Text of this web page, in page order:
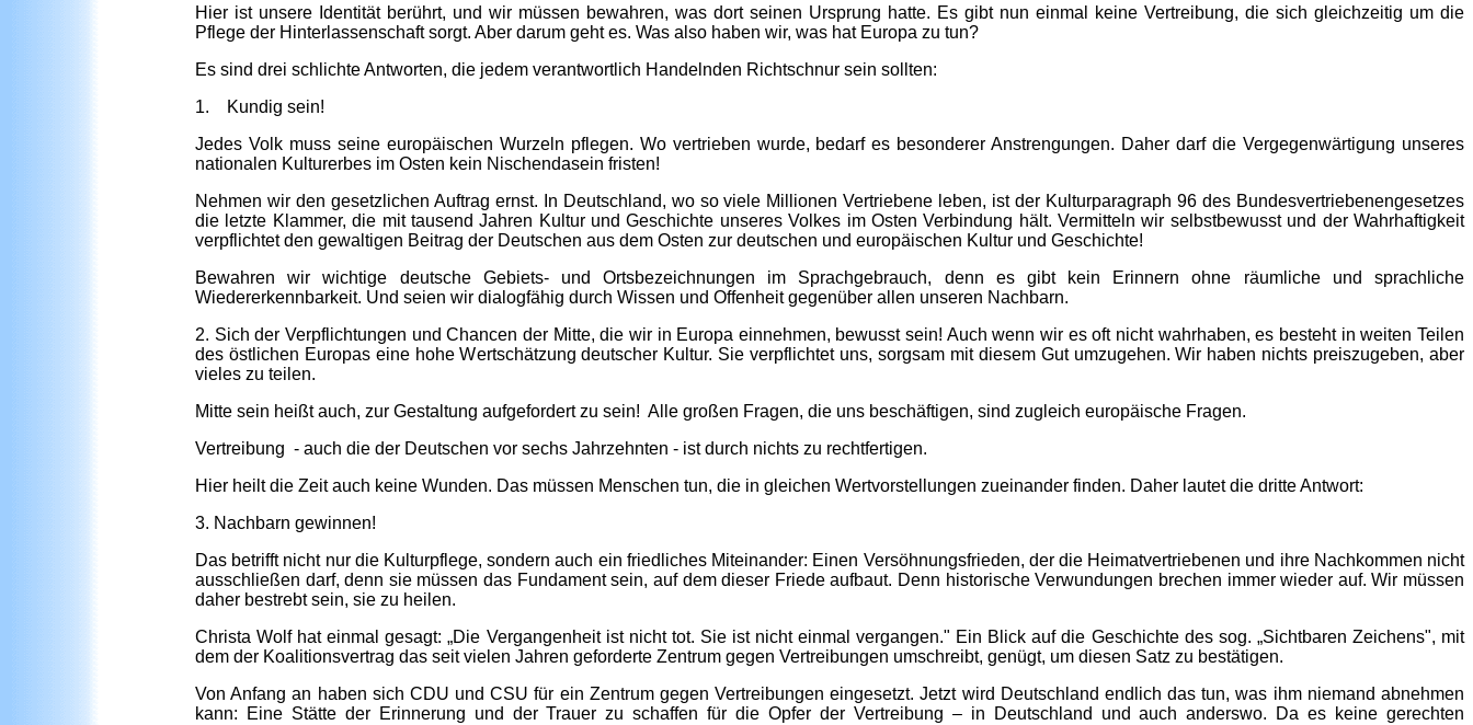
Hier ist unsere Identität berührt, und wir müssen bewahren, was dort seinen Ursprung hatte. Es gibt nun einmal keine Vertreibung, die sich gleichzeitig um die
Pflege der Hinterlassenschaft sorgt. Aber darum geht es. Was also haben wir, was hat Europa zu tun?
Es sind drei schlichte Antworten, die jedem verantwortlich Handelnden Richtschnur sein sollten:
1. Kundig sein!
Jedes Volk muss seine europäischen Wurzeln pflegen. Wo vertrieben wurde, bedarf es besonderer Anstrengungen. Daher darf die Vergegenwärtigung unseres
nationalen Kulturerbes im Osten kein Nischendasein fristen!
Nehmen wir den gesetzlichen Auftrag ernst. In Deutschland, wo so viele Millionen Vertriebene leben, ist der Kulturparagraph 96 des Bundesvertriebenengesetzes
die letzte Klammer, die mit tausend Jahren Kultur und Geschichte unseres Volkes im Osten Verbindung hält. Vermitteln wir selbstbewusst und der Wahrhaftigkeit
verpflichtet den gewaltigen Beitrag der Deutschen aus dem Osten zur deutschen und europäischen Kultur und Geschichte!
Bewahren wir wichtige deutsche Gebiets- und Ortsbezeichnungen im Sprachgebrauch, denn es gibt kein Erinnern ohne räumliche und sprachliche
Wiedererkennbarkeit. Und seien wir dialogfähig durch Wissen und Offenheit gegenüber allen unseren Nachbarn.
2. Sich der Verpflichtungen und Chancen der Mitte, die wir in Europa einnehmen, bewusst sein! Auch wenn wir es oft nicht wahrhaben, es besteht in weiten Teilen
des östlichen Europas eine hohe Wertschätzung deutscher Kultur. Sie verpflichtet uns, sorgsam mit diesem Gut umzugehen. Wir haben nichts preiszugeben, aber
vieles zu teilen.
Mitte sein heißt auch, zur Gestaltung aufgefordert zu sein! Alle großen Fragen, die uns beschäftigen, sind zugleich europäische Fragen.
Vertreibung - auch die der Deutschen vor sechs Jahrzehnten - ist durch nichts zu rechtfertigen.
Hier heilt die Zeit auch keine Wunden. Das müssen Menschen tun, die in gleichen Wertvorstellungen zueinander finden. Daher lautet die dritte Antwort:
3. Nachbarn gewinnen!
Das betrifft nicht nur die Kulturpflege, sondern auch ein friedliches Miteinander: Einen Versöhnungsfrieden, der die Heimatvertriebenen und ihre Nachkommen nicht
ausschließen darf, denn sie müssen das Fundament sein, auf dem dieser Friede aufbaut. Denn historische Verwundungen brechen immer wieder auf. Wir müssen
daher bestrebt sein, sie zu heilen.
Christa Wolf hat einmal gesagt: „Die Vergangenheit ist nicht tot. Sie ist nicht einmal vergangen." Ein Blick auf die Geschichte des sog. „Sichtbaren Zeichens", mit
dem der Koalitionsvertrag das seit vielen Jahren geforderte Zentrum gegen Vertreibungen umschreibt, genügt, um diesen Satz zu bestätigen.
Von Anfang an haben sich CDU und CSU für ein Zentrum gegen Vertreibungen eingesetzt. Jetzt wird Deutschland endlich das tun, was ihm niemand abnehmen
kann: Eine Stätte der Erinnerung und der Trauer zu schaffen für die Opfer der Vertreibung – in Deutschland und auch anderswo. Da es keine gerechten